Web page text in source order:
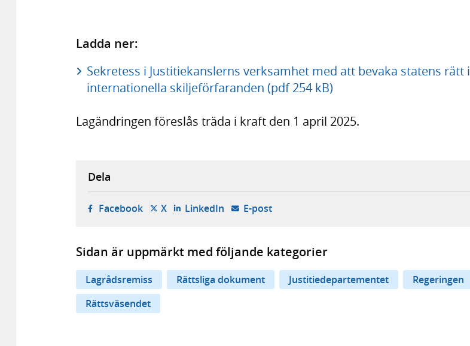
Ladda ner:
Sekretess i Justitiekanslerns verksamhet med att bevaka statens rätt i
internationella skiljeförfaranden (pdf 254 kB)
Lagändringen föreslås träda i kraft den 1 april 2025.
Dela
Facebook- öppnas i ny flik, extern webbplats,
X- öppnas i ny flik, extern webbplats,
LinkedIn- öppnas i ny flik, extern webbplats,
E-post- öppnar din e-postklient,
Sidan är uppmärkt med följande kategorier
Lagrådsremiss Rättsliga dokument Justitiedepartementet
Regeringen
Rättsväsendet